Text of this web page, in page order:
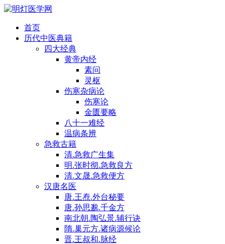
首页
历代中医典籍
四大经典
黄帝内经
素问
灵枢
伤寒杂病论
伤寒论
金匮要略
八十一难经
温病条辨
急救古籍
清.急救广生集
明.张时彻.急救良方
清.文晟.急救便方
汉唐名医
唐.王焘.外台秘要
唐.孙思邈.千金方
南北朝.陶弘景.辅行诀
隋.巢元方.诸病源候论
晋.王叔和.脉经